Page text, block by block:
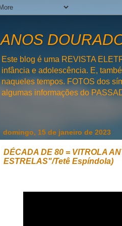
ANOS
Este blog é uma REVISTA
infância e adolescência. E,
naqueles tempos. FOTOS dos
algumas informações do
domingo, 15 de janeiro de 2023
DÉCADA DE 80 = VITROLA
ESTRELAS"/Tetê Espíndola)